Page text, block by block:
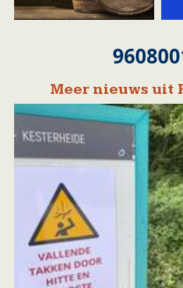
Meer nieuws uit